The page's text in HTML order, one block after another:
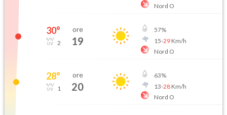
Nord O
30°
2
ore
19
57%
15-29Km/h
Nord O
28°
1
ore
20
63%
13-28Km/h
Nord O